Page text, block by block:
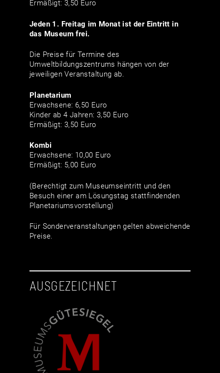
Ermäßigt: 3,50 Euro
Jeden 1. Freitag im Monat ist der Eintritt in
das Museum frei.
Die Preise für Termine des
Umweltbildungszentrums hängen von der
jeweiligen Veranstaltung ab.
Planetarium
Erwachsene: 6,50 Euro
Kinder ab 4 Jahren: 3,50 Euro
Ermäßigt: 3,50 Euro
Kombi
Erwachsene: 10,00 Euro
Ermäßigt: 5,00 Euro
(Berechtigt zum Museumseintritt und den
Besuch einer am Lösungstag stattfindenden
Planetariumsvorstellung)
Für Sonderveranstaltungen gelten abweichende
Preise.
AUSGEZEICHNET